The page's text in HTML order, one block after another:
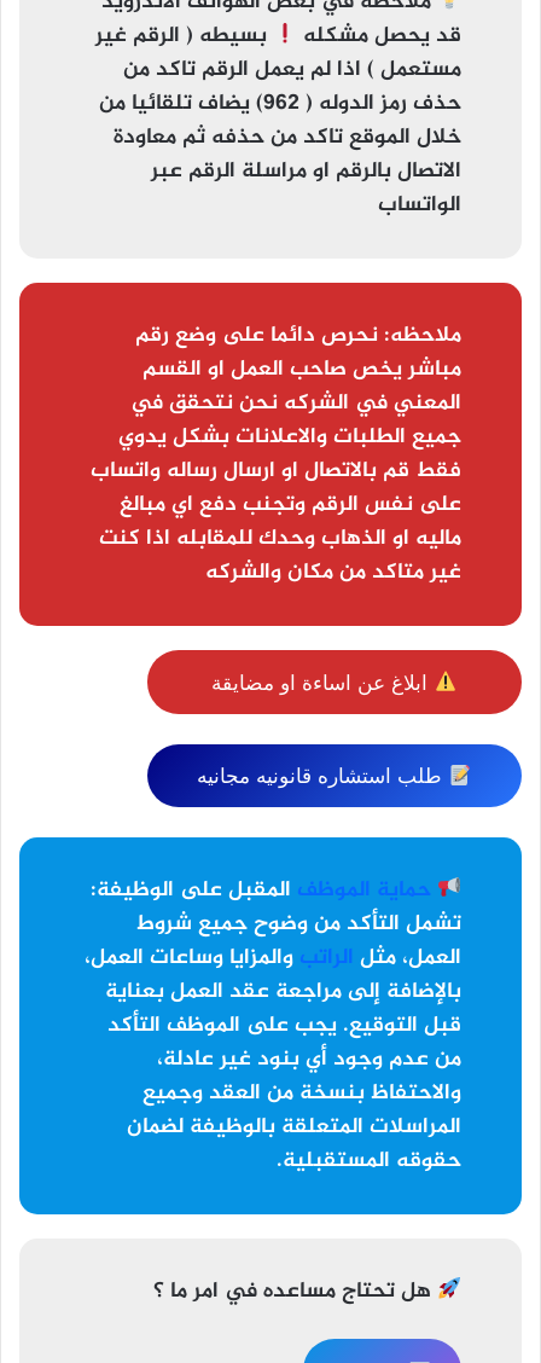
قد يحصل مشكله
بسيطه ( الرقم غير
مستعمل ) اذا لم يعمل الرقم تاكد من
حذف رمز الدوله ( 962) يضاف تلقائيا من
خلال الموقع تاكد من حذفه ثم معاودة
الاتصال بالرقم او مراسلة الرقم عبر
الواتساب
ملاحظه: نحرص دائما على وضع رقم
مباشر يخص صاحب العمل او القسم
المعني في الشركه نحن نتحقق في
جميع الطلبات والاعلانات بشكل يدوي
فقط قم بالاتصال او ارسال رساله واتساب
على نفس الرقم وتجنب دفع اي مبالغ
ماليه او الذهاب وحدك للمقابله اذا كنت
غير متاكد من مكان والشركه
ابلاغ عن اساءة او مضايقة
طلب استشاره قانونيه مجانيه
حماية الموظف المقبل على الوظيفة:
تشمل التأكد من وضوح جميع شروط
العمل، مثل الراتب والمزايا وساعات العمل،
بالإضافة إلى مراجعة عقد العمل بعناية
قبل التوقيع. يجب على الموظف التأكد
من عدم وجود أي بنود غير عادلة،
والاحتفاظ بنسخة من العقد وجميع
المراسلات المتعلقة بالوظيفة لضمان
حقوقه المستقبلية.
هل تحتاج مساعده في امر ما ؟